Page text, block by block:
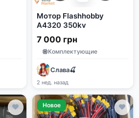
Мотор Flashhobby
A4320 350kv
7 000 грн
Комплектующие
Слава🍒
2 нед. назад
Новое